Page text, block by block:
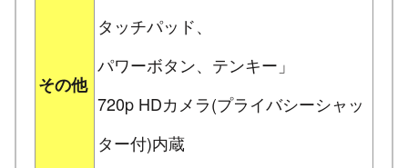
その他
タッチパッド、
パワーボタン、テンキー」
720p HDカメラ(プライバシーシャッ
ター付)内蔵